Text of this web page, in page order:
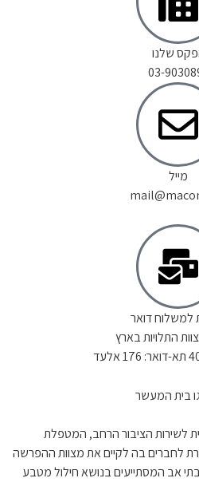
שלנו
03-
מייל
למשלוח דואר
התלויות בארץ
לשירות הציבור הרחב, המטפלת
לחברים בה לקיים את מצוות ההפרשה
אב המסתייעים בנושא חילול מטבע